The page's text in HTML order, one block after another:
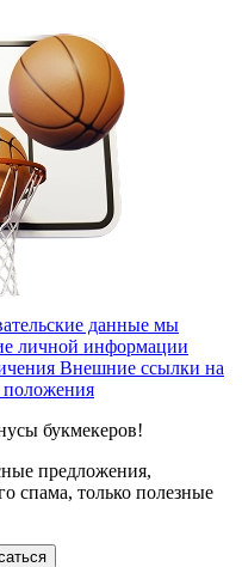
данные мы
личной информации
Внешние ссылки на
положения
букмекеров!
предложения,
спама, только полезные